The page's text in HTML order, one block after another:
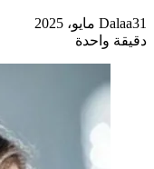
Dalaa31 مايو، 2025
دقيقة واحدة